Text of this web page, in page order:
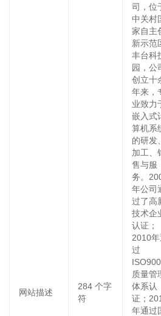
网站描述
284 个字
符
司，位
中关村
家自主
新示范
丰台科
园，公
创立十
年来，
业致力
嵌入式
算机系
的研发、
加工、
售与服
务。
年公司
过了高
技术企
认证；
2010年
过
质量管
体系认
证；
年通过